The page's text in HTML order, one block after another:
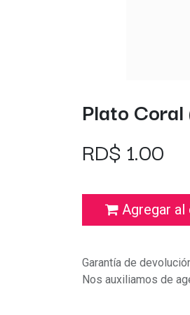
Plato
RD$ 1.00
Agregar
Garantía de
Nos auxiliamos de